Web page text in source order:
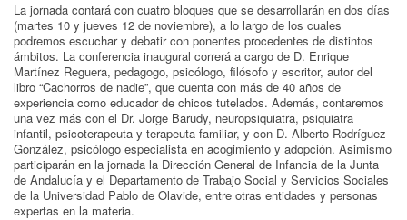
La jornada contará con cuatro bloques que se desarrollarán en dos días
(martes 10 y jueves 12 de noviembre), a lo largo de los cuales
podremos escuchar y debatir con ponentes procedentes de distintos
ámbitos. La conferencia inaugural correrá a cargo de D. Enrique
Martínez Reguera, pedagogo, psicólogo, filósofo y escritor, autor del
libro “Cachorros de nadie”, que cuenta con más de 40 años de
experiencia como educador de chicos tutelados. Además, contaremos
una vez más con el Dr. Jorge Barudy, neuropsiquiatra, psiquiatra
infantil, psicoterapeuta y terapeuta familiar, y con D. Alberto Rodríguez
González, psicólogo especialista en acogimiento y adopción. Asimismo
participarán en la jornada la Dirección General de Infancia de la Junta
de Andalucía y el Departamento de Trabajo Social y Servicios Sociales
de la Universidad Pablo de Olavide, entre otras entidades y personas
expertas en la materia.